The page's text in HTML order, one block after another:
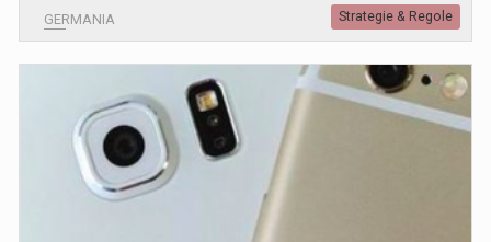
GERMANIA Strategie & Regole